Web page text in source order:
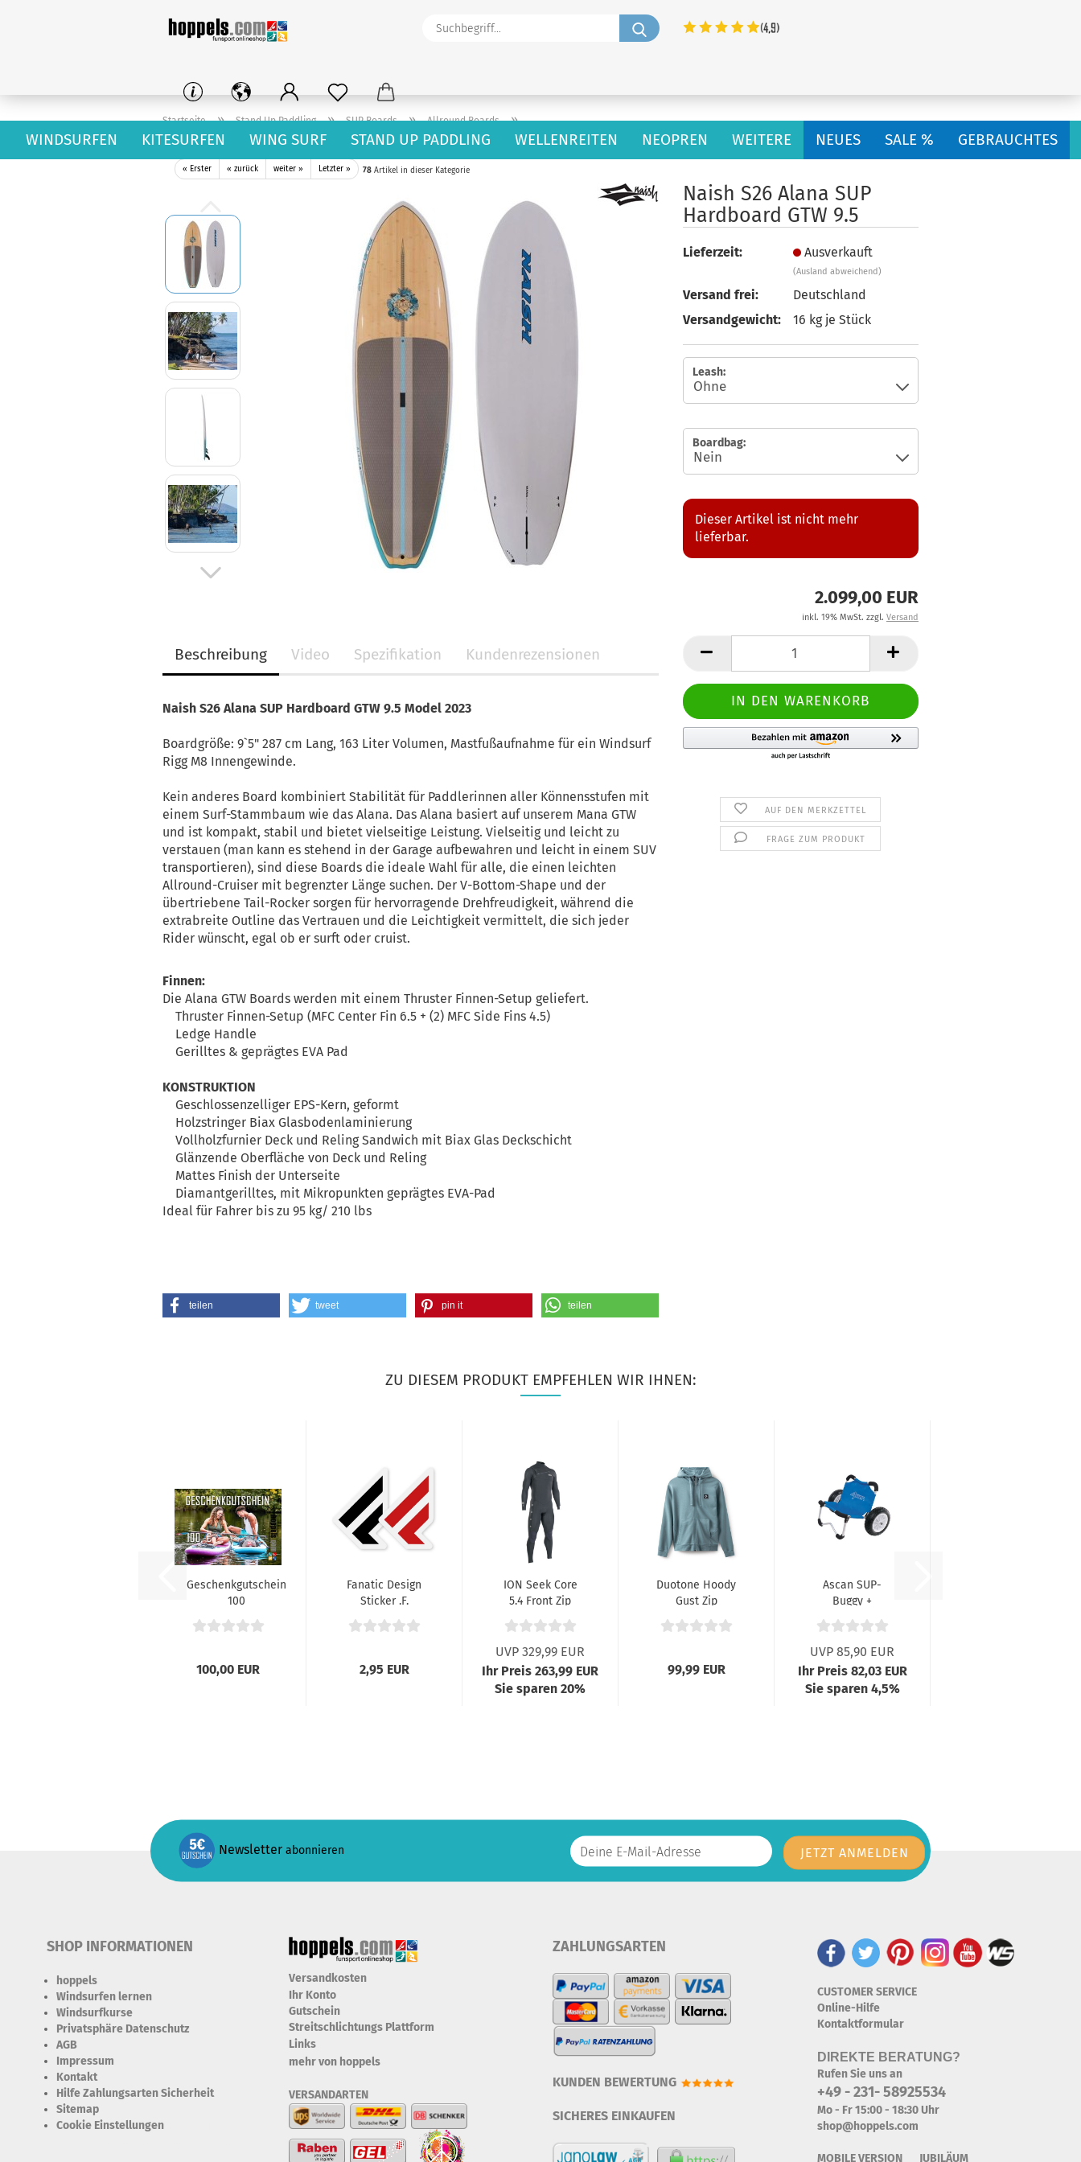
Suchbegriff...
WINDSURFEN KITESURFEN WING SURF STAND UP PADDLING WELLENREITEN NEOPREN NEUES SALE % GEBRAUCHTES
WEITERE
Startseite » Stand Up Paddling » SUP Boards » Allround Boards »
Naish S26 Alana SUP Hardboard GTW 9.5
« Erster « zurück weiter » Letzter » 78 Artikel in dieser Kategorie
Naish S26 Alana SUP
Hardboard GTW 9.5
Lieferzeit: Ausverkauft
(Ausland abweichend)
Versand frei:
Deutschland
Versandgewicht:
16 kg je Stück
Leash:
Boardbag:
Dieser Artikel ist nicht mehr
lieferbar.
2.099,00 EUR
inkl. 19% MwSt. zzgl. Versand
AUF DEN MERKZETTEL
FRAGE ZUM PRODUKT
Beschreibung Video Spezifikation Kundenrezensionen
Naish S26 Alana SUP Hardboard GTW 9.5 Model 2023
Boardgröße: 9`5" 287 cm Lang, 163 Liter Volumen, Mastfußaufnahme für ein Windsurf
Rigg M8 Innengewinde.
Kein anderes Board kombiniert Stabilität für Paddlerinnen aller Könnensstufen mit
einem Surf-Stammbaum wie das Alana. Das Alana basiert auf unserem Mana GTW
und ist kompakt, stabil und bietet vielseitige Leistung. Vielseitig und leicht zu
verstauen (man kann es stehend in der Garage aufbewahren und leicht in einem SUV
transportieren), sind diese Boards die ideale Wahl für alle, die einen leichten
Allround-Cruiser mit begrenzter Länge suchen. Der V-Bottom-Shape und der
übertriebene Tail-Rocker sorgen für hervorragende Drehfreudigkeit, während die
extrabreite Outline das Vertrauen und die Leichtigkeit vermittelt, die sich jeder
Rider wünscht, egal ob er surft oder cruist.
Finnen:
Die Alana GTW Boards werden mit einem Thruster Finnen-Setup geliefert.
Thruster Finnen-Setup (MFC Center Fin 6.5 + (2) MFC Side Fins 4.5)
Ledge Handle
Gerilltes & geprägtes EVA Pad
KONSTRUKTION
Geschlossenzelliger EPS-Kern, geformt
Holzstringer Biax Glasbodenlaminierung
Vollholzfurnier Deck und Reling Sandwich mit Biax Glas Deckschicht
Glänzende Oberfläche von Deck und Reling
Mattes Finish der Unterseite
Diamantgerilltes, mit Mikropunkten geprägtes EVA-Pad
Ideal für Fahrer bis zu 95 kg/ 210 lbs
teilen tweet pin it teilen
ZU DIESEM PRODUKT EMPFEHLEN WIR IHNEN:
Geschenkgutschein
100
100,00 EUR
Fanatic Design
Sticker .F.
2,95 EUR
ION Seek Core
5.4 Front Zip
Semidry Black...
UVP 329,99 EUR
Ihr Preis 263,99 EUR
Sie sparen 20%
Duotone Hoody
Gust Zip
Männer 024
99,99 EUR
Ascan SUP-
Buggy +
Transportwagen
UVP 85,90 EUR
Ihr Preis 82,03 EUR
Sie sparen 4,5%
Newsletter abonnieren
SHOP INFORMATIONEN
hoppels
Windsurfen lernen
Windsurfkurse
Privatsphäre Datenschutz
AGB
Impressum
Kontakt
Hilfe Zahlungsarten Sicherheit
Sitemap
Cookie Einstellungen
Versandkosten
Ihr Konto
Gutschein
Streitschlichtungs Plattform
Links
mehr von hoppels
VERSANDARTEN
ZAHLUNGSARTEN
KUNDEN BEWERTUNG
SICHERES EINKAUFEN
CUSTOMER SERVICE
Online-Hilfe
Kontaktformular
DIREKTE BERATUNG?
Rufen Sie uns an
+49 - 231- 58925534
Mo - Fr 15:00 - 18:30 Uhr
shop@hoppels.com
MOBILE VERSION JUBILÄUM